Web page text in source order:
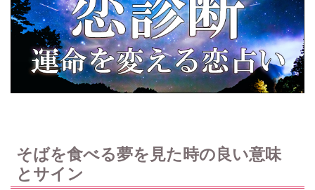
そばを食べる夢を見た時の良い意味
とサイン